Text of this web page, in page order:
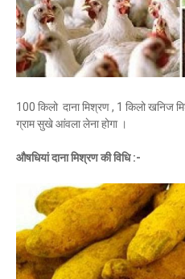
100 किलो दाना मिश्रण , 1 किलो खनिज
ग्राम सुखे आंवला लेना होगा ।
औषधियां दाना मिश्रण की विधि :-